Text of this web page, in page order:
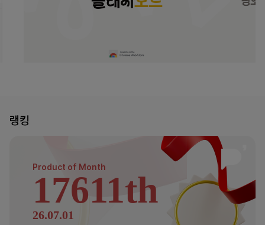
랭킹
Product of Month
17611th
26.07.01